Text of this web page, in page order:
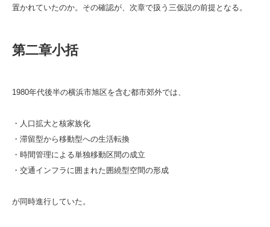
置かれていたのか。その確認が、次章で扱う三仮説の前提となる。
第二章小括
1980年代後半の横浜市旭区を含む都市郊外では、
・人口拡大と核家族化
・滞留型から移動型への生活転換
・時間管理による単独移動区間の成立
・交通インフラに囲まれた囲繞型空間の形成
が同時進行していた。